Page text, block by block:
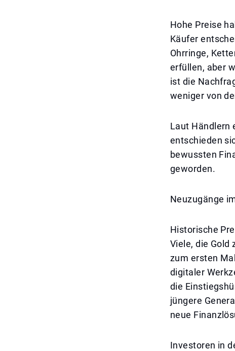
Hohe Preise
Käufer
Ohrringe,
erfüllen, aber
ist die
weniger von
Laut Händlern
entschieden
bewussten
geworden.
Neuzugänge
Historische
Viele, die Gold
zum ersten
digitaler
die
jüngere
neue
Investoren in